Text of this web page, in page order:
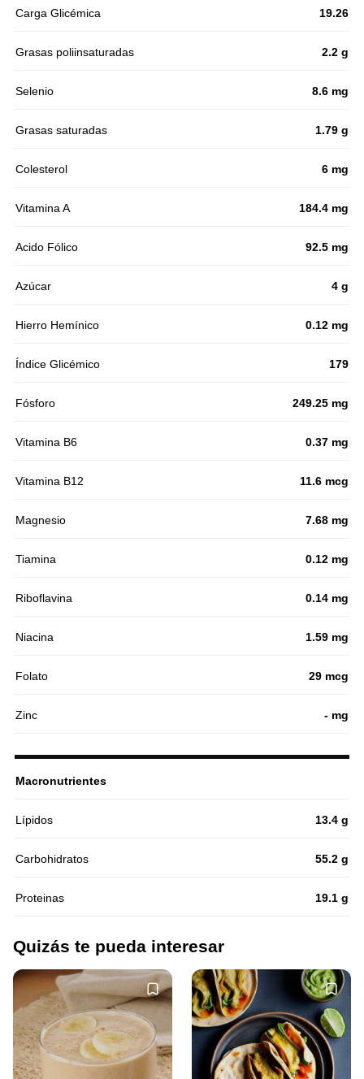
Carga Glicémica 19.26
Grasas poliinsaturadas 2.2 g
Selenio 8.6 mg
Grasas saturadas 1.79 g
Colesterol 6 mg
Vitamina A 184.4 mg
Acido Fólico 92.5 mg
Azúcar 4 g
Hierro Hemínico 0.12 mg
Índice Glicémico 179
Fósforo 249.25 mg
Vitamina B6 0.37 mg
Vitamina B12 11.6 mcg
Magnesio 7.68 mg
Tiamina 0.12 mg
Riboflavina 0.14 mg
Niacina 1.59 mg
Folato 29 mcg
Zinc - mg
Macronutrientes
Lípidos 13.4 g
Carbohidratos 55.2 g
Proteinas 19.1 g
Quizás te pueda interesar